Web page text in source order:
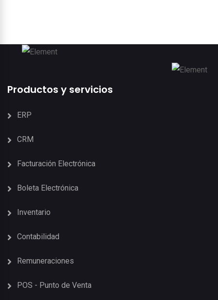
Productos y servicios
ERP
CRM
Facturación Electrónica
Boleta Electrónica
Inventario
Contabilidad
Remuneraciones
POS - Punto de Venta